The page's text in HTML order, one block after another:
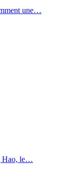
une…
Hao, le…